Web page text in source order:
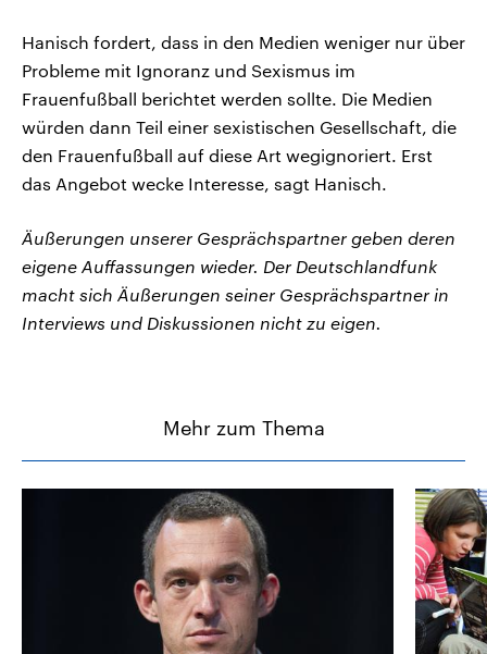
Hanisch fordert, dass in den Medien weniger nur über
Probleme mit Ignoranz und Sexismus im
Frauenfußball berichtet werden sollte. Die Medien
würden dann Teil einer sexistischen Gesellschaft, die
den Frauenfußball auf diese Art wegignoriert. Erst
das Angebot wecke Interesse, sagt Hanisch.
Äußerungen unserer Gesprächspartner geben deren
eigene Auffassungen wieder. Der Deutschlandfunk
macht sich Äußerungen seiner Gesprächspartner in
Interviews und Diskussionen nicht zu eigen.
Mehr zum Thema